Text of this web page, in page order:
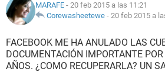
MARAFE - 20 feb 2015 a las 11:21
Corewasheetewe - 20 feb 2015 a
FACEBOOK ME HA ANULADO LAS
DOCUMENTACIÓN IMPORTANTE
AÑOS. ¿COMO RECUPERARLA? UN